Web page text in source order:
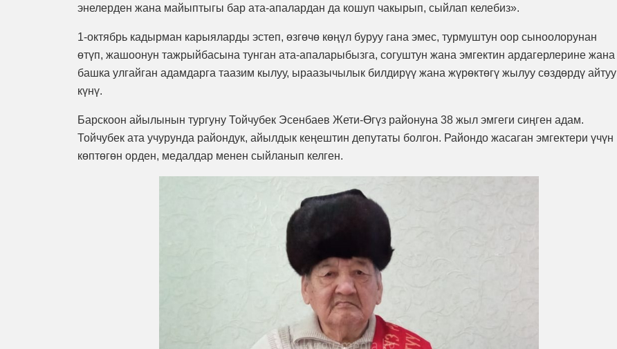
энелерден жана майыптыгы бар ата-апалардан да кошуп чакырып, сыйлап келебиз».
1-октябрь кадырман карыяларды эстеп, өзгөчө көңүл буруу гана эмес, турмуштун оор сыноолорунан
өтүп, жашоонун тажрыйбасына тунган ата-апаларыбызга, согуштун жана эмгектин ардагерлерине жана
башка улгайган адамдарга таазим кылуу, ыраазычылык билдирүү жана жүрөктөгү жылуу сөздөрдү айтуу
күнү.
Барскоон айылынын тургуну Тойчубек Эсенбаев Жети-Өгүз районуна 38 жыл эмгеги сиңген адам.
Тойчубек ата учурунда райондук, айылдык кеңештин депутаты болгон. Райондо жасаган эмгектери үчүн
көптөгөн орден, медалдар менен сыйланып келген.